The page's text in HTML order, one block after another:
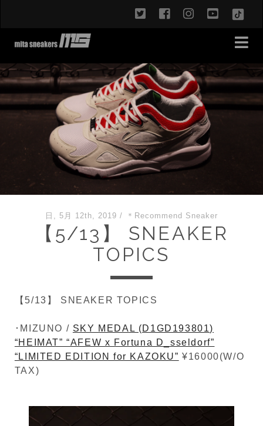
twitterfacebookinstagram
日, 5月 12th, 2019 / ＊Recommend Sneaker
【5/13】 SNEAKER
TOPICS
【5/13】 SNEAKER TOPICS
･MIZUNO / SKY MEDAL (D1GD193801)
“HEIMAT” “AFEW x Fortuna D_sseldorf”
“LIMITED EDITION for KAZOKU” ¥16000(W/O
TAX)